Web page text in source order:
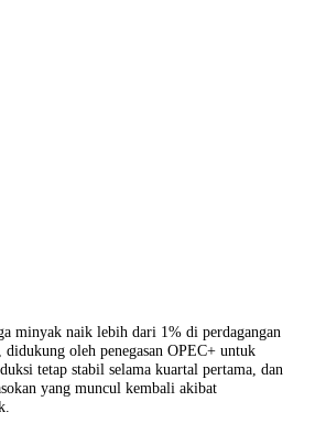
minyak naik lebih dari 1% di perdagangan
didukung oleh penegasan OPEC+ untuk
tetap stabil selama kuartal pertama, dan
yang muncul kembali akibat